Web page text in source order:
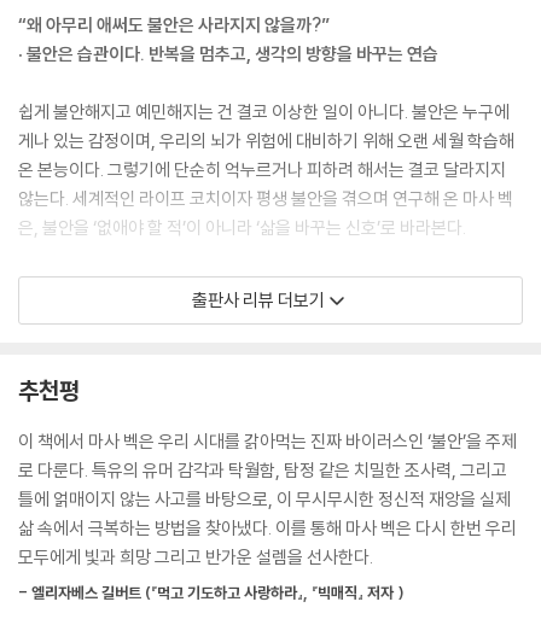
가득한 미래가 아니라, 나에게 유익한 기적이 펼쳐지는 미래를 향해 나아
갈 자유도 얻을 수 있다. 이 모든 자유는 여러분이 태어날 때부터 내면에 지
니고 있었던 타고난 권리다. 불안을 넘어서는 순간, 여러분은 이 사실을 분
명히 알게 될 것이다.
--- p.22
부정성 편향과 거울의 집은 우리가 진실을 인식하는 방식 자체에 영향을
끼친다. 그래서 불안에 사로잡힌 상태에서는, 내 생각의 오류나 모순을 까
맣게 놓칠 수 있다. 그렇다면, 이 함정에서 벗어나는 방법은 무엇일까? 해
답은 감정에 있다. 고통스러운 감각을 포착하면 된다. 불안의 소용돌이 속
에서 세상을 바라볼 때 끔찍한 감정이 밀려온다면, 그 감정을 하나의 신호
로 삼을 수 있다. ‘이봐! 넌 지금 너만의 부정성 편향에 휘둘리고 있다고! 거
의 방향으로 첫발을 내디딜 수 있다.
자신의 불안에서 한 걸음 물러나 좌뇌와 우뇌를 모두 활용해 생각과 인식
을 조율하기 시작하면, 우리는 내가 ‘창의성의 소용돌이(creativity spira
l)’라고 부르는 상태를 만나게 된다. 흥미롭게도, 우반구 역시 좌반구처럼
고유한 피드백 체계를 갖춘 소용돌이를 만들어내는데, 그 구조가 뇌 안쪽
의 아몬드 모양 편도체에서 시작해 가장 바깥층까지 이어진다는 점에서,
“왜 아무리 애써도 불안은 사라지지 않을까?”
· 불안은 습관이다. 반복을 멈추고, 생각의 방향을 바꾸는 연습
쉽게 불안해지고 예민해지는 건 결코 이상한 일이 아니다. 불안은 누구에
게나 있는 감정이며, 우리의 뇌가 위험에 대비하기 위해 오랜 세월 학습해
온 본능이다. 그렇기에 단순히 억누르거나 피하려 해서는 결코 달라지지
않는다. 세계적인 라이프 코치이자 평생 불안을 겪으며 연구해 온 마사 벡
은, 불안을 ‘없애야 할 적’이 아니라 ‘삶을 바꾸는 신호’로 바라본다.
그녀는 최신 뇌과학과 심리학 이론, 수많은 현장 코칭 경험을 바탕으로 불
안이 뇌 속 자동 반응으로 굳어지는 과정을 설명하고, 그 흐름을 멈추고 새
전환하며, 몰입과 연결을 통해 삶의 방향을 스스로 설계하는 것이다.
책 속에는 불안을 다른 에너지로 바꾼 다양한 사례들이 등장한다. 대표적
으로 하버드대 신경해부학자 질 볼트 테일러는 뇌졸중으로 좌반구 기능을
잃은 뒤, 불안과 두려움이 사라지고 우반구가 만들어내는 고요한 행복을
경험했다. 이후 ‘하버드의 사다리 오르기’라는 경력을 내려놓고, 숲속 호숫
우리가 불안을 새로운 방식으로 다룰 때, 삶이 얼마나 달라질 수 있는지를
출판사 리뷰 더보기
추천평
이 책에서 마사 벡은 우리 시대를 갉아먹는 진짜 바이러스인 ‘불안’을 주제
로 다룬다. 특유의 유머 감각과 탁월함, 탐정 같은 치밀한 조사력, 그리고
틀에 얽매이지 않는 사고를 바탕으로, 이 무시무시한 정신적 재앙을 실제
삶 속에서 극복하는 방법을 찾아냈다. 이를 통해 마사 벡은 다시 한번 우리
모두에게 빛과 희망 그리고 반가운 설렘을 선사한다.
- 엘리자베스 길버트 (『먹고 기도하고 사랑하라』, 『빅매직』 저자 )